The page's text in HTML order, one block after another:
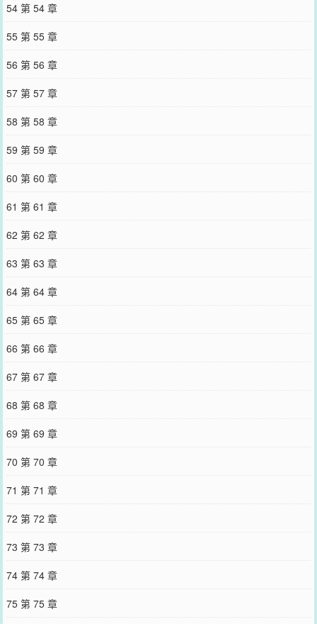
54 第 54 章
55 第 55 章
56 第 56 章
57 第 57 章
58 第 58 章
59 第 59 章
60 第 60 章
61 第 61 章
62 第 62 章
63 第 63 章
64 第 64 章
65 第 65 章
66 第 66 章
67 第 67 章
68 第 68 章
69 第 69 章
70 第 70 章
71 第 71 章
72 第 72 章
73 第 73 章
74 第 74 章
75 第 75 章